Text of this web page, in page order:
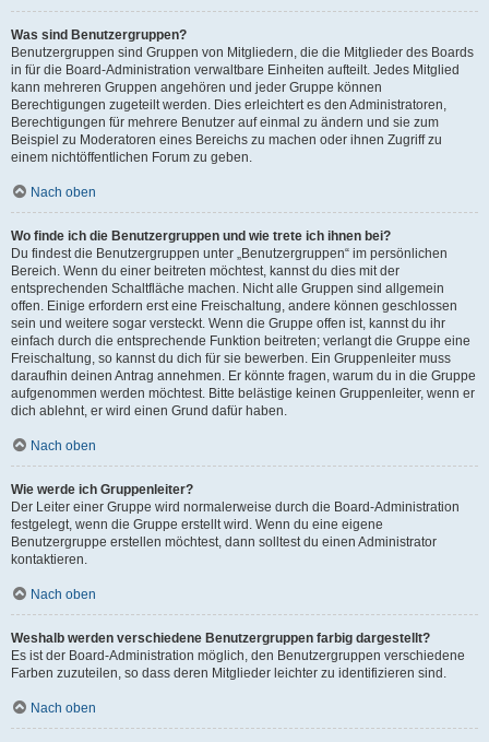
Was sind Benutzergruppen?
Benutzergruppen sind Gruppen von Mitgliedern, die die Mitglieder des Boards
in für die Board-Administration verwaltbare Einheiten aufteilt. Jedes Mitglied
kann mehreren Gruppen angehören und jeder Gruppe können
Berechtigungen zugeteilt werden. Dies erleichtert es den Administratoren,
Berechtigungen für mehrere Benutzer auf einmal zu ändern und sie zum
Beispiel zu Moderatoren eines Bereichs zu machen oder ihnen Zugriff zu
einem nichtöffentlichen Forum zu geben.
Nach oben
Wo finde ich die Benutzergruppen und wie trete ich ihnen bei?
Du findest die Benutzergruppen unter „Benutzergruppen“ im persönlichen
Bereich. Wenn du einer beitreten möchtest, kannst du dies mit der
entsprechenden Schaltfläche machen. Nicht alle Gruppen sind allgemein
offen. Einige erfordern erst eine Freischaltung, andere können geschlossen
sein und weitere sogar versteckt. Wenn die Gruppe offen ist, kannst du ihr
einfach durch die entsprechende Funktion beitreten; verlangt die Gruppe eine
Freischaltung, so kannst du dich für sie bewerben. Ein Gruppenleiter muss
daraufhin deinen Antrag annehmen. Er könnte fragen, warum du in die Gruppe
aufgenommen werden möchtest. Bitte belästige keinen Gruppenleiter, wenn er
dich ablehnt, er wird einen Grund dafür haben.
Nach oben
Wie werde ich Gruppenleiter?
Der Leiter einer Gruppe wird normalerweise durch die Board-Administration
festgelegt, wenn die Gruppe erstellt wird. Wenn du eine eigene
Benutzergruppe erstellen möchtest, dann solltest du einen Administrator
kontaktieren.
Nach oben
Weshalb werden verschiedene Benutzergruppen farbig dargestellt?
Es ist der Board-Administration möglich, den Benutzergruppen verschiedene
Farben zuzuteilen, so dass deren Mitglieder leichter zu identifizieren sind.
Nach oben